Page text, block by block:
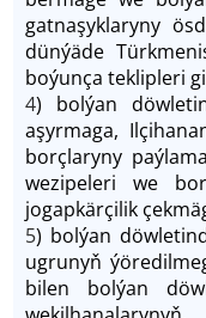
gatnaşyklaryny
dünýäde
boýunça teklipleri
4) bolýan
aşyrmaga,
borçlaryny
wezipeleri we
jogapkärçilik
5) bolýan
ugrunyň
bilen bolýan